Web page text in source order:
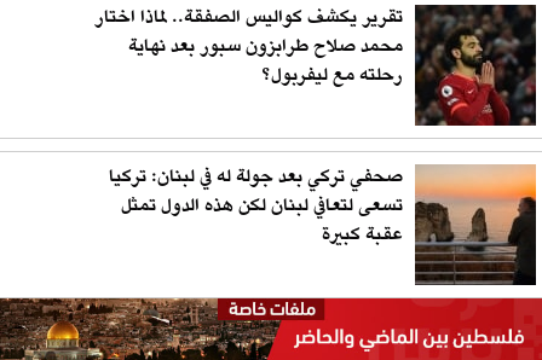
تقرير يكشف كواليس الصفقة.. لماذا اختار
محمد صلاح طرابزون سبور بعد نهاية
رحلته مع ليفربول؟
صحفي تركي بعد جولة له في لبنان: تركيا
تسعى لتعافي لبنان لكن هذه الدول تمثل
عقبة كبيرة